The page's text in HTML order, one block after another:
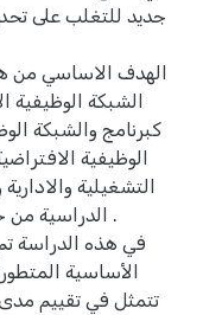
جديد للتغلب على
الهدف الاساسي من
الشبكة الوظيفية
كبرنامج والشبكة
الوظيفية
التشغيلية
الدراسية من
في هذه الدراسة
الأساسية
تتمثل في تقييم